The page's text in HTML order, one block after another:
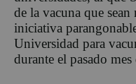
de la vacuna que sean
iniciativa
Universidad para
durante el pasado